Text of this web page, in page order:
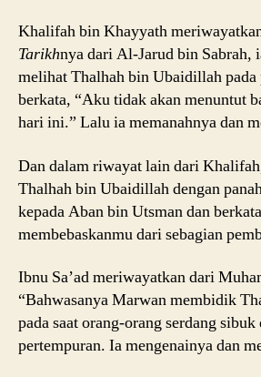
Khalifah bin Khayyath
Tarikhnya dari Al-Jarud bin Sabrah,
melihat Thalhah bin Ubaidillah pada
berkata, “Aku tidak akan menuntut
hari ini.” Lalu ia memanahnya dan
Dan dalam riwayat lain dari
Thalhah bin Ubaidillah dengan
kepada Aban bin Utsman dan
membebaskanmu dari sebagian
Ibnu Sa’ad meriwayatkan dari
“Bahwasanya Marwan membidik
pada saat orang-orang serdang sibuk
pertempuran. Ia mengenainya dan